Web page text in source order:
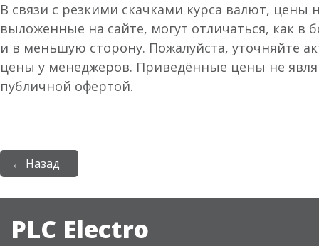
В связи с резкими скачками курса валют, цены
выложенные на сайте, могут отличаться, как в
и в меньшую сторону. Пожалуйста, уточняйте
цены у менеджеров. Приведённые цены не
публичной офертой.
← Назад
PLC Electro